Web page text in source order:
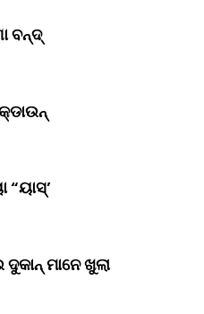
ବନ୍ଦ୍‌
“ୟାସ୍‌’
ମାନେ ଖୁଲା